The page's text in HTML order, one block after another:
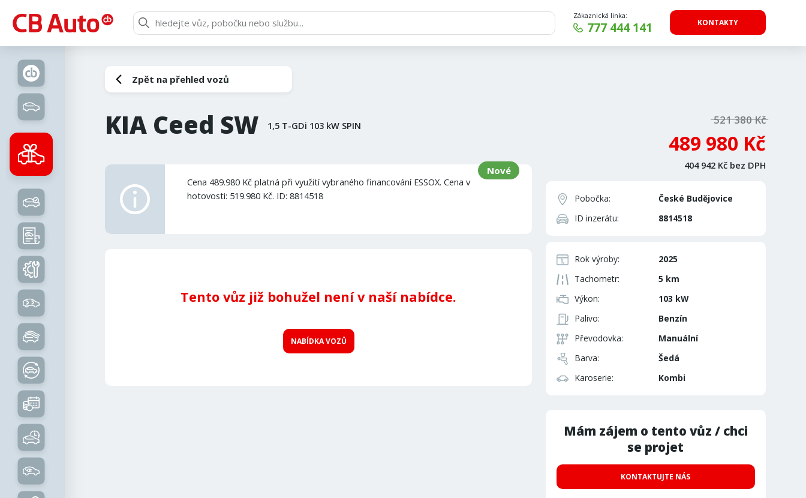
Zákaznická linka:
777 444 141 KONTAKTY
Zpět na přehled vozů
KIA Ceed SW 1,5 T-GDi 103 kW SPIN 521 380 Kč
489 980 Kč
404 942 Kč bez DPH
Pobočka:
České Budějovice
ID inzerátu:
8814518
Rok výroby:
2025
Tachometr:
5 km
Výkon:
103 kW
Palivo:
Benzín
Převodovka:
Manuální
Barva:
Šedá
Karoserie:
Kombi
Nové
Cena 489.980 Kč platná při využití vybraného financování ESSOX. Cena v
hotovosti: 519.980 Kč. ID: 8814518
Tento vůz již bohužel není v naší nabídce.
NABÍDKA VOZŮ
Mám zájem o tento vůz / chci
se projet
KONTAKTUJTE NÁS